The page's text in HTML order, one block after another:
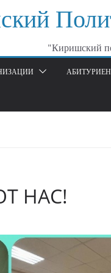
"Киришский
НАС!